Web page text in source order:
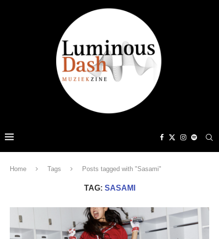
Home Tags Posts tagged with "Sasami"
TAG: SASAMI